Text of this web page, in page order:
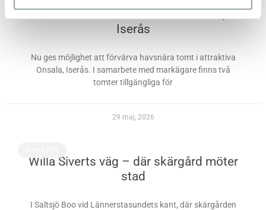
Havsnära tomter till salu i Onsala,
Iserås
Nu ges möjlighet att förvärva havsnära tomt i attraktiva
Onsala, Iserås. I samarbete med markägare finns två
tomter tillgängliga för
29 maj, 2026
Willa Siverts väg – där skärgård möter
stad
I Saltsjö Boo vid Lännerstasundets kant, där skärgården